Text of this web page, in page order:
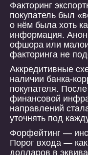
Факторинг
покупатель был
о нём была хоть
информация.
офшора или
факторинга не
Аккредитивные
наличии банка-
покупателя.
финансовой
направлений
уточнять под
Форфейтинг —
Порог входа —
долларов в